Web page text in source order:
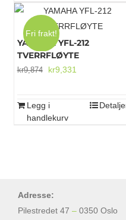
Fri frakt!
YAMAHA YFL-212
TVERRFLØYTE
kr9,874
Opprinnelig
kr9,874.
kr9,331
Legg i
handlekurv
Adresse:
Pilestredet 47 – 0350 Oslo